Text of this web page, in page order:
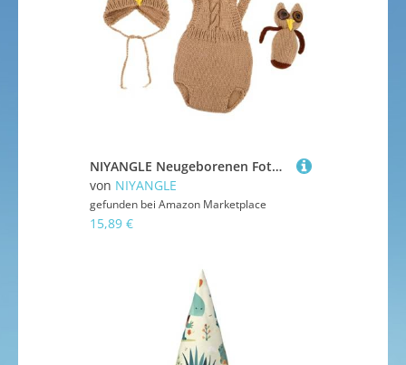
Baby-Tragetücher & Baby-Tragen
Babys Sicherheit
Kinderwagen & Buggys
Mulltücher
Still-Zubehör
NIYANGLE Neugeborenen Fotoshooting Outfit Handgestrickt Eulen Kostüm Mütze Fotografie Requisiten Jungen Mädchen Neugeborenen Strickkleidung Weiche Fotoshooting Kleidung
von NIYANGLE
gefunden bei Amazon Marketplace
15,89 €